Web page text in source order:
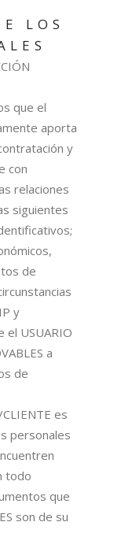
LOS
que el
aporta
y
con
relaciones
siguientes
de
y
el USUARIO
a
de
es
personales
todo
que
son de su